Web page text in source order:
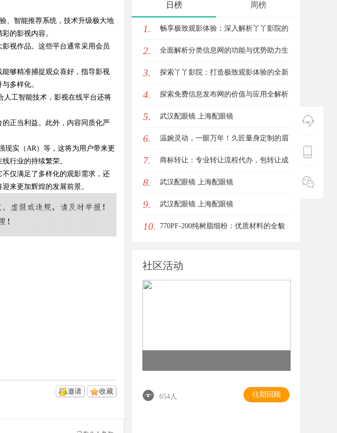
、智能推荐系统，技术升级极大地
的影视内容。
视作品。这些平台通常采用会员
够精准捕捉观众喜好，指导影视
多样化。
人工智能技术，影视在线平台还将
正当利益。此外，内容同质化严
现实（AR）等，这将为用户带来更
行业的持续繁荣。
仅满足了多样化的观影需求，还
来更加辉煌的发展前景。
收藏
邀请
日榜 周榜
1. 畅享极致观影体验：深入解析丫丫影院的
魅力与优势
2. 全面解析分类信息网的功能与优势助力生
活便捷化
3. 探索丫丫影院：打造极致观影体验的全新
影视平台
4. 探索免费信息发布网的价值与应用全解析
5. 武汉配眼镜 上海配眼镜
6. 温婉灵动，一眼万年！久匠量身定制的眉
眼唇，才是你整张脸的点睛之笔！淡颜系
女生的气质加分项
7. 商标转让：专业转让流程代办，包转让成
功再付款
8. 武汉配眼镜 上海配眼镜
9. 武汉配眼镜 上海配眼镜
10. 770PF-200纯树脂细粉：优质材料的全貌
社区活动
654人 往期回顾